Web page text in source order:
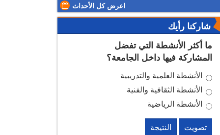
اعرض كل الأحداث
شاركنا رأيك
ما أكثر الأنشطة التي تفضل
المشاركة فيها داخل الجامعة؟
الأنشطة العلمية والتدريبية
الأنشطة الثقافية والفنية
الأنشطة الرياضية
تصويت النتيجة